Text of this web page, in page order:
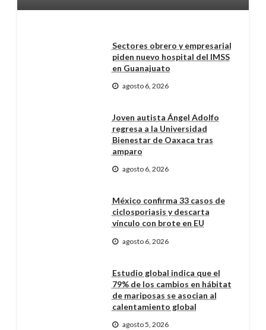
Sectores obrero y empresarial
piden nuevo hospital del IMSS
en Guanajuato
agosto 6, 2026
Joven autista Ángel Adolfo
regresa a la Universidad
Bienestar de Oaxaca tras
amparo
agosto 6, 2026
México confirma 33 casos de
ciclosporiasis y descarta
vínculo con brote en EU
agosto 6, 2026
Estudio global indica que el
79% de los cambios en hábitat
de mariposas se asocian al
calentamiento global
agosto 5, 2026